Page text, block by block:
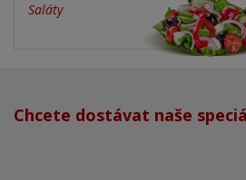
Saláty
Chcete dostávat naše